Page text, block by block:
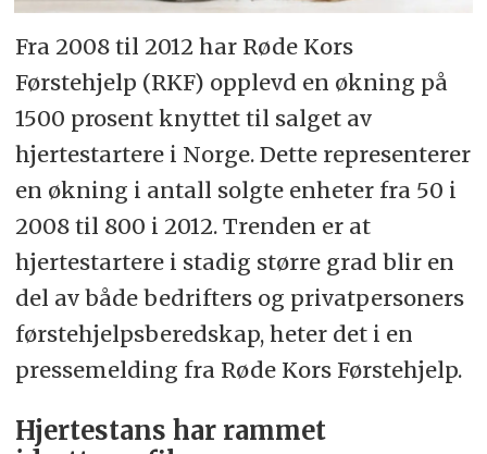
Fra 2008 til 2012 har Røde Kors
Førstehjelp (RKF) opplevd en økning på
1500 prosent knyttet til salget av
hjertestartere i Norge. Dette representerer
en økning i antall solgte enheter fra 50 i
2008 til 800 i 2012. Trenden er at
hjertestartere i stadig større grad blir en
del av både bedrifters og privatpersoners
førstehjelpsberedskap, heter det i en
pressemelding fra Røde Kors Førstehjelp.
Hjertestans har rammet